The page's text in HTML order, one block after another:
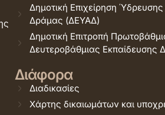
Δημοτική Επιχείρηση
Δράμας (ΔΕΥΑΔ)
Δημοτική Επιτροπή
Δευτεροβάθμιας Εκπαίδευσης
Διάφορα
Διαδικασίες
Χάρτης δικαιωμάτων και